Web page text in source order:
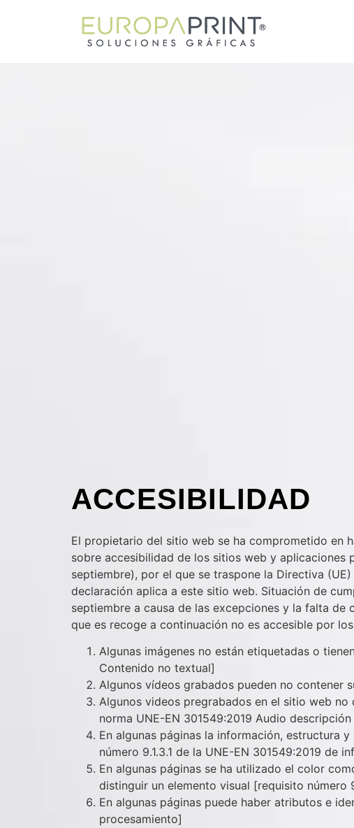
ACCESIBILIDAD
El propietario del sitio web se ha comprometido en
sobre accesibilidad de los sitios web y aplicaciones
septiembre), por el que se traspone la Directiva
declaración aplica a este sitio web. Situación de
septiembre a causa de las excepciones y la falta
que es recoge a continuación no es accesible por
Algunas imágenes no están etiquetadas o
Contenido no textual]
Algunos vídeos grabados pueden no contener
Algunos videos pregrabados en el sitio web
norma UNE-EN 301549:2019 Audio
En algunas páginas la información, estructura
número 9.1.3.1 de la UNE-EN 301549:2019 de
En algunas páginas se ha utilizado el color
distinguir un elemento visual [requisito número
En algunas páginas puede haber atributos e
procesamiento]